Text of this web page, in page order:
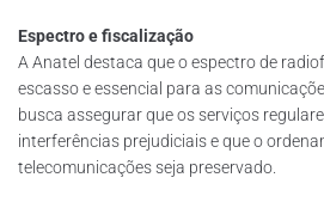
Espectro e fiscalização
A Anatel destaca que o espectro de
escasso e essencial para as
busca assegurar que os serviços
interferências prejudiciais e que o
telecomunicações seja preservado.